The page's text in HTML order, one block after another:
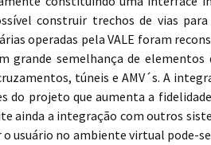
construir trechos de vias
operadas pela VALE foram
grande semelhança de
túneis e AMV´s. A
do projeto que aumenta a
ainda a integração com outros
o usuário no ambiente virtual